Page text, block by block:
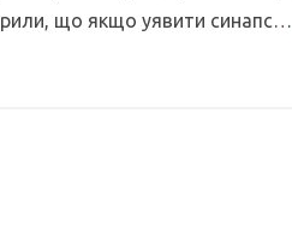
що якщо уявити синапс…